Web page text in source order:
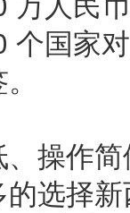
国家
操作
选择